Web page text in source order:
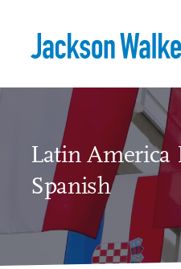
Latin America
Spanish